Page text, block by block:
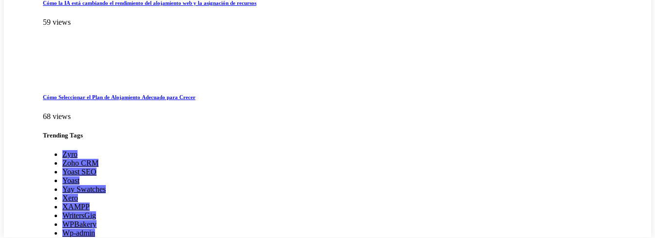
Cómo la IA está cambiando el rendimiento del alojamiento web y la asignación de recursos
59 views
Cómo Seleccionar el Plan de Alojamiento Adecuado para Crecer
68 views
Trending Tags
Zyro
Zoho CRM
Yoast SEO
Yoast
Yay Swatches
Xero
XAMPP
WritersGig
WPBakery
Wp-admin